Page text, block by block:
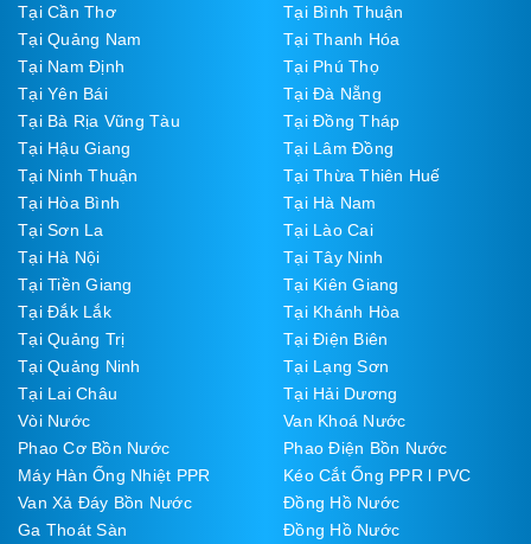
Tại Cần Thơ
Tại Bình Thuận
Tại Quảng Nam
Tại Thanh Hóa
Tại Nam Định
Tại Phú Thọ
Tại Yên Bái
Tại Đà Nẵng
Tại Bà Rịa Vũng Tàu
Tại Đồng Tháp
Tại Hậu Giang
Tại Lâm Đồng
Tại Ninh Thuận
Tại Thừa Thiên Huế
Tại Hòa Bình
Tại Hà Nam
Tại Sơn La
Tại Lào Cai
Tại Hà Nội
Tại Tây Ninh
Tại Tiền Giang
Tại Kiên Giang
Tại Đắk Lắk
Tại Khánh Hòa
Tại Quảng Trị
Tại Điện Biên
Tại Quảng Ninh
Tại Lạng Sơn
Tại Lai Châu
Tại Hải Dương
Vòi Nước
Van Khoá Nước
Phao Cơ Bồn Nước
Phao Điện Bồn Nước
Máy Hàn Ống Nhiệt PPR
Kéo Cắt Ống PPR l PVC
Van Xả Đáy Bồn Nước
Đồng Hồ Nước
Ga Thoát Sàn
Đồng Hồ Nước